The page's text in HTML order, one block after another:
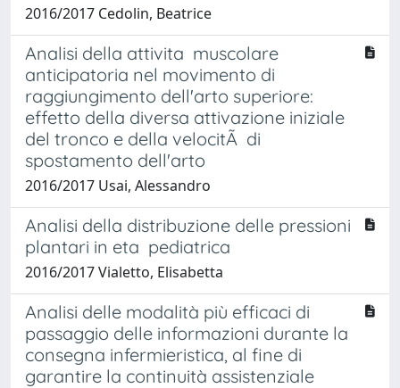
2016/2017 Cedolin, Beatrice
Analisi della attivita muscolare
anticipatoria nel movimento di
raggiungimento dell'arto superiore:
effetto della diversa attivazione iniziale
del tronco e della velocitÃ di
spostamento dell'arto
2016/2017 Usai, Alessandro
Analisi della distribuzione delle pressioni
plantari in eta pediatrica
2016/2017 Vialetto, Elisabetta
Analisi delle modalità più efficaci di
passaggio delle informazioni durante la
consegna infermieristica, al fine di
garantire la continuità assistenziale